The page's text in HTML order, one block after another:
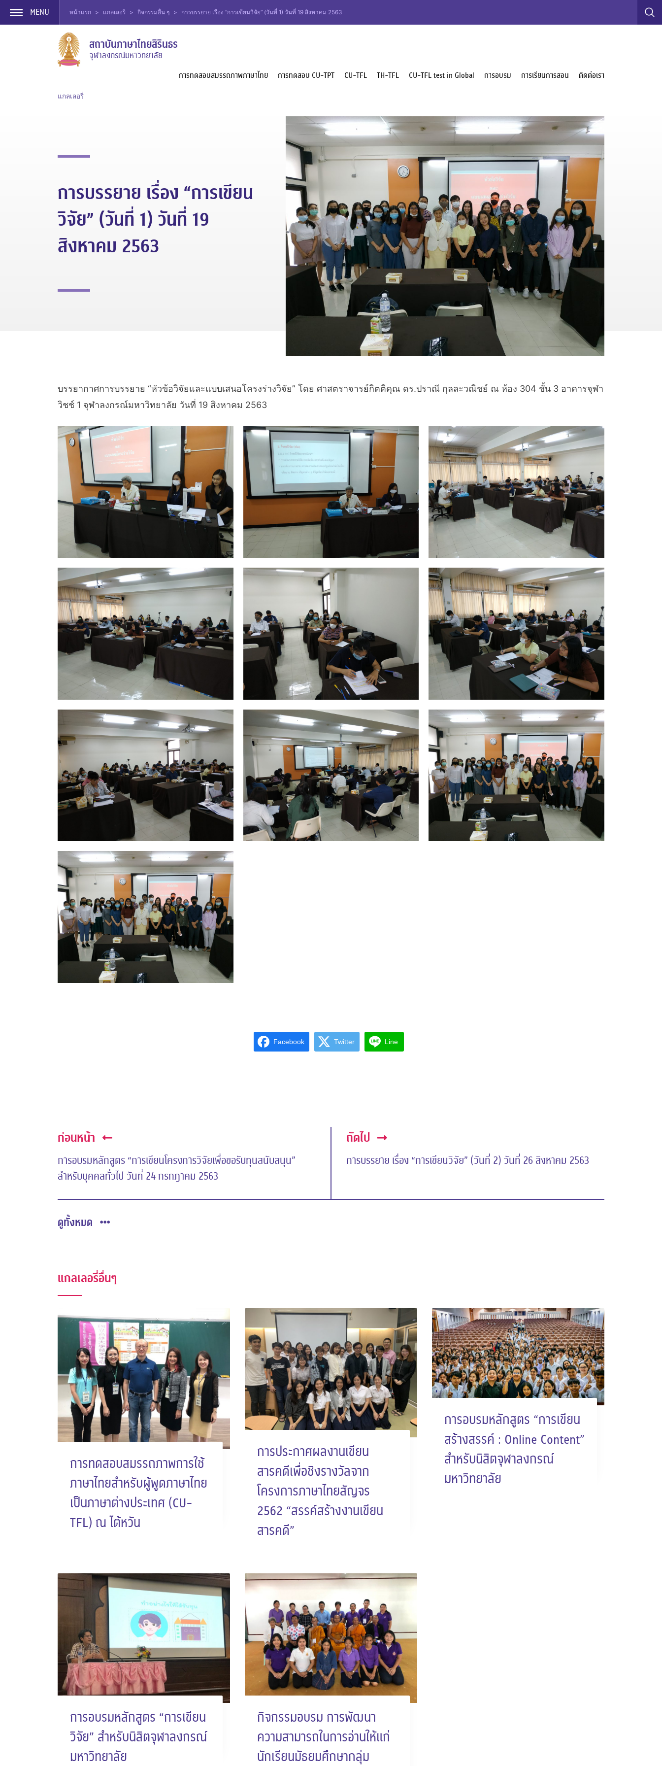
MENU หน้าแรก > แกลเลอรี > กิจกรรมอื่น ๆ > การบรรยาย เรื่อง “การเขียนวิจัย” (วันที่ 1) วันที่ 19 สิงหาคม 2563
สถาบันภาษาไทยสิรินธร
จุฬาลงกรณ์มหาวิทยาลัย
การทดสอบสมรรถภาพภาษาไทย การทดสอบ CU-TPT CU-TFL TH-TFL CU-TFL test in Global การอบรม การเรียนการสอน ติดต่อเรา
แกลเลอรี่
การบรรยาย เรื่อง “การเขียน
วิจัย” (วันที่ 1) วันที่ 19
สิงหาคม 2563
บรรยากาศการบรรยาย “หัวข้อวิจัยและแบบเสนอโครงร่างวิจัย” โดย ศาสตราจารย์กิตติคุณ ดร.ปราณี กุลละวณิชย์ ณ ห้อง 304 ชั้น 3 อาคารจุฬา
วิชช์ 1 จุฬาลงกรณ์มหาวิทยาลัย วันที่ 19 สิงหาคม 2563
Facebook Twitter Line
ก่อนหน้า
การอบรมหลักสูตร “การเขียนโครงการวิจัยเพื่อขอรับทุนสนับสนุน”
สำหรับบุคคลทั่วไป วันที่ 24 กรกฎาคม 2563
ถัดไป
การบรรยาย เรื่อง “การเขียนวิจัย” (วันที่ 2) วันที่ 26 สิงหาคม 2563
ดูทั้งหมด
แกลเลอรี่อื่นๆ
การทดสอบสมรรถภาพการใช้
ภาษาไทยสำหรับผู้พูดภาษาไทย
เป็นภาษาต่างประเทศ (CU-
TFL) ณ ไต้หวัน
การประกาศผลงานเขียน
สารคดีเพื่อชิงรางวัลจาก
โครงการภาษาไทยสัญจร
2562 “สรรค์สร้างงานเขียน
สารคดี”
การอบรมหลักสูตร “การเขียน
สร้างสรรค์ : Online Content”
สำหรับนิสิตจุฬาลงกรณ์
มหาวิทยาลัย
การอบรมหลักสูตร “การเขียน
วิจัย” สำหรับนิสิตจุฬาลงกรณ์
มหาวิทยาลัย
กิจกรรมอบรม การพัฒนา
ความสามารถในการอ่านให้แก่
นักเรียนมัธยมศึกษากลุ่ม